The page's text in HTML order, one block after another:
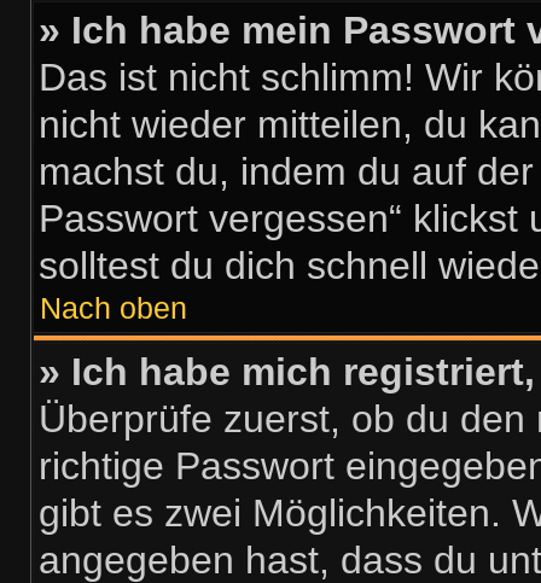
» Ich habe mein Passwort
Das ist nicht schlimm! Wir
nicht wieder mitteilen, du
machst du, indem du auf
Passwort vergessen“
solltest du dich schnell
Nach oben
» Ich habe mich
Überprüfe zuerst, ob du
richtige Passwort
gibt es zwei Möglichkeiten.
angegeben hast, dass du